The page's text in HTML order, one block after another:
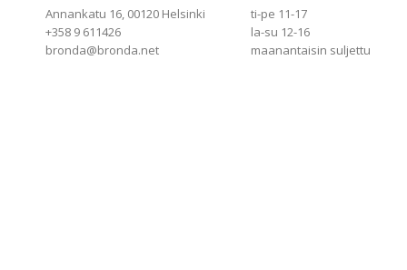
Annankatu 16, 00120 Helsinki
+358 9 611426
bronda@bronda.net
ti-pe 11-17
la-su 12-16
maanantaisin suljettu